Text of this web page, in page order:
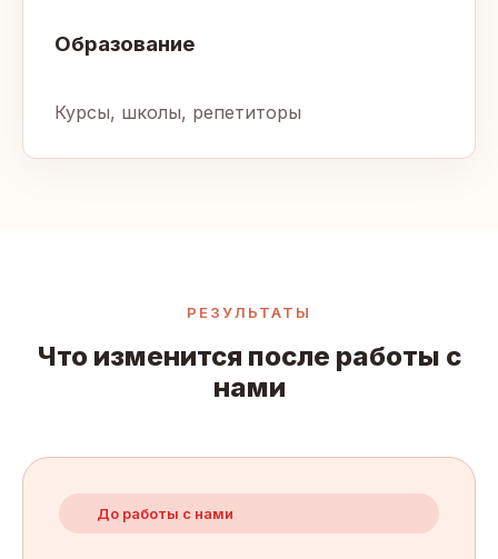
Образование
Курсы, школы, репетиторы
РЕЗУЛЬТАТЫ
Что изменится после работы с
нами
До работы с нами